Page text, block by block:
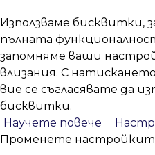
Използваме бисквитки,
пълната
запомняме ваши
влизания. С
вие се съгласявате да
бисквитки.
Научете повече
Променете